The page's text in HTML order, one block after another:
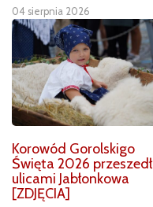
04 sierpnia 2026
Korowód Gorolskigo
Święta 2026 przeszedł
ulicami Jabłonkowa
[ZDJĘCIA]